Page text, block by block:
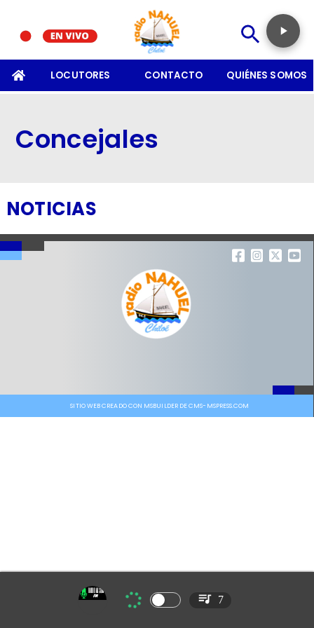
LOCUTORES CONTACTO QUIÉNES SOMOS
Concejales
NOTICIAS
SITIO WEB CREADO CON MSBUILDER DE CMS-MSPRESS.COM
7